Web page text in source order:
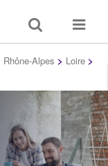
Toggle
search
Toggle
Rhône-Alpes > Loire >